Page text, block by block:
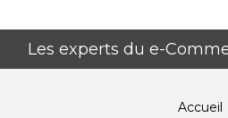
Les experts du e-
Accueil